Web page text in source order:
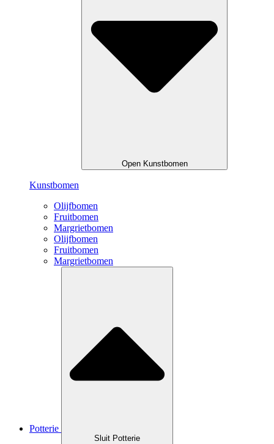
Open Kunstbomen
Kunstbomen
Olijfbomen
Fruitbomen
Margrietbomen
Olijfbomen
Fruitbomen
Margrietbomen
Potterie
Sluit Potterie